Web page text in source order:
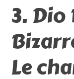
3. Dio
Le